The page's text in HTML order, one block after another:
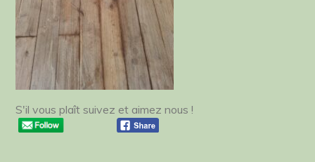
S'il vous plaît suivez et aimez nous !